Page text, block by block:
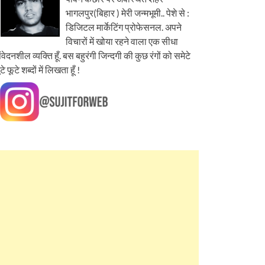
भागलपुर(बिहार ) मेरी जन्मभूमी.. पेशे से :
डिजिटल मार्केटिंग प्रोफेसनल. अपने
विचारों में खोया रहने वाला एक सीधा
व्यक्ति हूँ. बस बहुरंगी जिन्दगी की कुछ रंगों को समेटे
फूटे शब्दों में लिखता हूँ !